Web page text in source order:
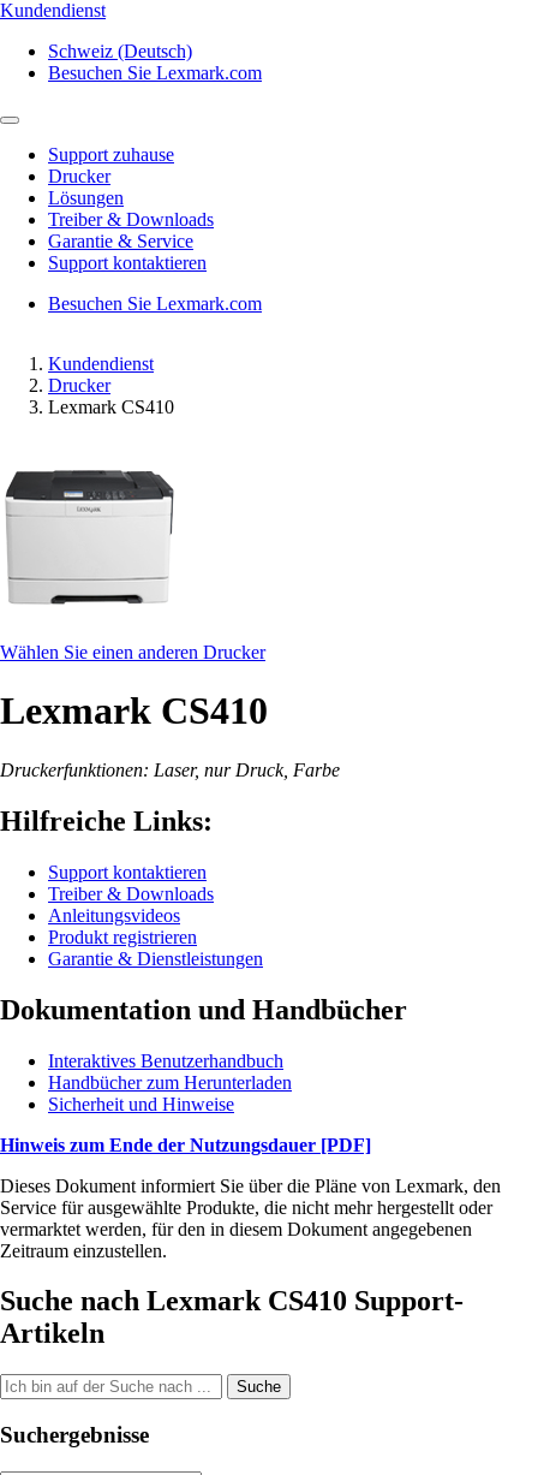
Kundendienst
Schweiz (Deutsch)
Besuchen Sie Lexmark.com
Support zuhause
Drucker
Lösungen
Treiber & Downloads
Garantie & Service
Support kontaktieren
Besuchen Sie Lexmark.com
Kundendienst
Drucker
Lexmark CS410
Wählen Sie einen anderen Drucker
Lexmark CS410
Druckerfunktionen: Laser, nur Druck, Farbe
Hilfreiche Links:
Support kontaktieren
Treiber & Downloads
Anleitungsvideos
Produkt registrieren
Garantie & Dienstleistungen
Dokumentation und Handbücher
Interaktives Benutzerhandbuch
Handbücher zum Herunterladen
Sicherheit und Hinweise
Hinweis zum Ende der Nutzungsdauer [PDF]
Dieses Dokument informiert Sie über die Pläne von Lexmark, den
Service für ausgewählte Produkte, die nicht mehr hergestellt oder
vermarktet werden, für den in diesem Dokument angegebenen
Zeitraum einzustellen.
Suche nach Lexmark CS410 Support-
Artikeln
Suche
Suchergebnisse